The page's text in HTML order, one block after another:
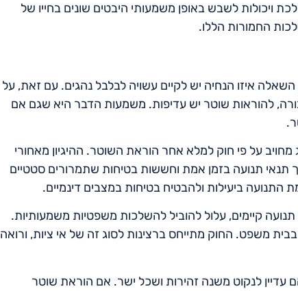
ויכולות לשבש באופן משמעותי היבטים שונים בחייו של
החמורות הללו.
איזו הנחיה יש לקיים עשויה לבלבל נהגים. עם זאת, על
ובמיוחד תקנה 23 לתקנות התעבורה, להוראות שוטר יש עדיפות. משמעות הדבר היא שגם אם
על פי חוק למלא אחר הוראת השוטר. ההיגיון מאחורי
תנועה בזמן אמת וחששות בטיחות שתמרורים סטטיים
התנועה ביעילות ולהבטיח בטיחות במצבים דינמיים.
קיימים, עלול להוביל להשלכות משפטיות משמעותיות.
משפט. החוק מתייחס ברצינות לסוג זה של אי ציות, ורואה
עדיין לנקוט משנה זהירות ושכל ישר. אם הוראת שוטר